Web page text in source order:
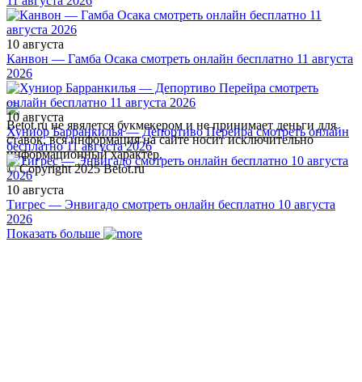
10 августа
Канвон — Гамба Осака смотреть онлайн бесплатно 11 августа
2026
10 августа
Хуниор Барранкилья — Депортиво Перейра смотреть онлайн
бесплатно 11 августа 2026
10 августа
Тигрес — Энвигадо смотреть онлайн бесплатно 10 августа
2026
Показать больше
Betot.ru не явялется букмекером и не принимает деньги для
ставок, вся информация на сайте носит исключительно
информационный характер.
© Copyright 2025 Betot.ru